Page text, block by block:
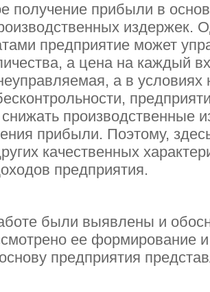
получение прибыли в
издержек.
предприятие может
а цена на каждый
а в
производственные
прибыли. Поэтому,
качественных
предприятия.
были выявлены и
ее формирование
предприятия